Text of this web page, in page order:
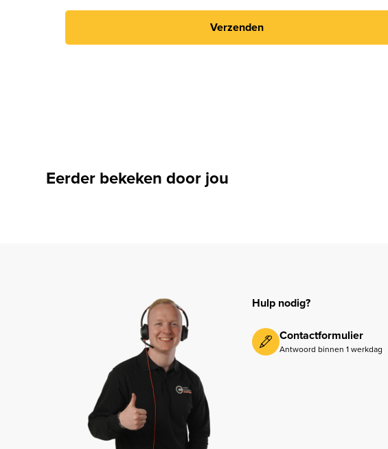
Verzenden
Eerder bekeken door jou
Hulp nodig?
Contactformulier
Antwoord binnen 1 werkdag